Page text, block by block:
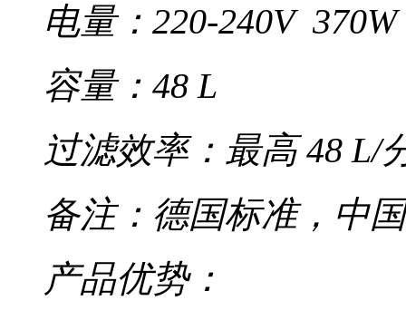
电量：220-240V 370W
容量：48 L
过滤效率：最高 48 L/
备注：德国标准，中
产品优势：